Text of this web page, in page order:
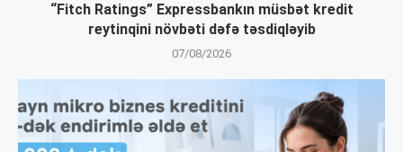
“Fitch Ratings” Expressbankın müsbət kredit
reytinqini növbəti dəfə təsdiqləyib
07/08/2026